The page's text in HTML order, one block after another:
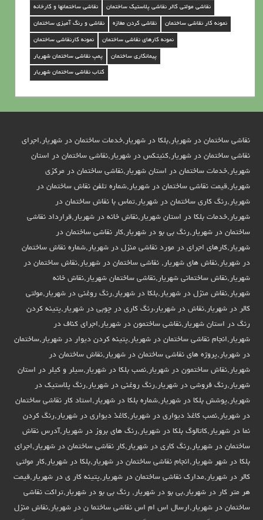
نقاشی ساختمانها و کارخانه نقاشی مولتی کالر نقاشی پلاستیک ساختمان
نقاشی و رنگ آمیزی ساختمان نقاشی کردن مغازه نمونه کار نقاشی ساختمان
نمونه کارنقاشی ساختمان نمونه کارهای نقاشی ساختمان
پمپ نقاشی ساختمان شهریار پیمانکاری ساختمان
کتاب نقاشی ساختمان شهریار
نقاشی ساختمان در شهریار,بلکا در شهریار,خدمات ساختمان در شهریار,اجرای
نقاشی ساختمان در شهریار,کنیتکس در شهریار,نقاشی ساختمان در استان
شهریار,خدمات ساختمان در استان شهریار,نقاشی ساختمان در مرکزی
شهریار,قیمت نقاشی ساختمان در شهریار,شماره تلفن نقاش ساختمان در
شهریار,رنگ کاری ساختمان در شهریار,تماس با نقاش ساختمان در
شهریار,خدمات بلکا در استان شهریار,نقاش خانه در شهریار,قرارداد نقاشی
ساختمان در شهریار,رنگ بی بو در شهریار,کار نقاشی ساختمان در
شهریار,کارهای اجرای در مورد نقاشی منزل در شهریار,شماره نقاش ساختمان
در شهریار,نقاش های شهریار, نقاشی ساختمان در شهریار,نقاش ساختمان در
شهریار,نقاش ساختمانی شهریار,نقاشی ساختمان شهریار,نقاش خانه
شهریار,نقاش منزل در شهریار,بلکا در شهریار,رنگ روغنی در شهریار,مولتی
کالر در شهریار,نقاش در شهریار،رنگ کاری در چوبی در شهریار,پتینه کردن
رنگ در استان شهریار,نقاشی ساختمون در شهریار,اجرای کناف در
شهریار,انجام نقاشی ساختمان در شهریار,پتینه کردن دیوار در شهریار,ساختمان
در شهریار,پروژه های نقاشی ساختمان در شهریار,نقاش ساختمان در
شهریار,نقاش ساختمون در شهریار,نصب بلکا در شهریار,سیلر و کیلر در استان
شهریار,رنگ فروشی در شهریار,رنگ روغنی در شهریار,رنگ پلاستیک در
شهریار,پوشش بلکا در شهریار,شماره بلکا در شهریار,استاد کار نقاشی ساختمان
در شهریار,نصب کاغذ دیواری در شهریار,کاغذ دیواری در شهریار,رنگ کردن
نما در شهریار,کاتالوگ بلکا در شهریار,رنگ های بروز در شهریار,آدرس نقاش
ساختمان در شهریار,رنگ کاری در شهریار,کار نقاشی ساختمان در شهریار,اجرای
بلکا در شهر شهریار,انجام نقاشی ساختمان در شهریار,بلکا در شهریار,کار مولتی
کالر در شهریار,مدارک نقاشی ساختمان در شهریار,پتینه کار ی در شهریار,قیمت
هر متر کار در شهریار,بی بو در شهریار, رنگ بی بو در شهریار,تراکت نقاشی
ساختمان در شهریار,ارسال اس ام اس نقاشی ساختما ن در شهریار,نقاش منزل